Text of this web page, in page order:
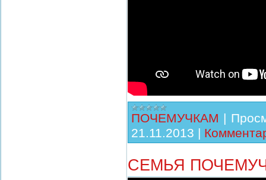
ПОЧЕМУЧКАМ |
21.11.2013 |
СЕМЬЯ